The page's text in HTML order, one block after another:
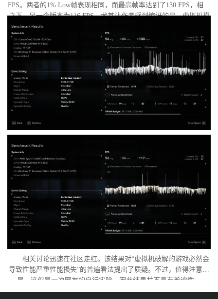
FPS。两者的1% Low帧表现相同，而最高帧率达到了130 FPS，相比
之下，另一个版本为116 FPS。尤其让作者感到惊讶的是，虚拟机模
式下的优化竟如此之好。从理论上讲，额外的虚拟化层应该会给处
理器带来负担并降低性能，但实际上并没有发生这种情况。
相关讨论迅速在社区走红。该结果对“虚拟机破解的游戏必然会
导致性能严重性能损失”的普遍看法提出了质疑。不过，值得注意的
是，这仅是一次网友的自行实验，因此结果并不具有普遍性。